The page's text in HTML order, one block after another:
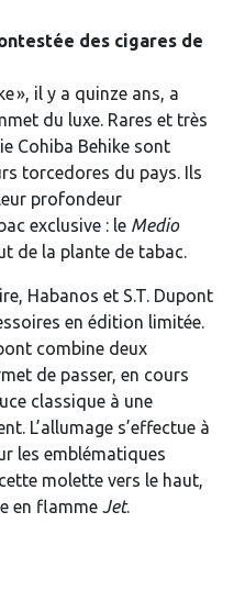
des cigares de
», il y a quinze ans, a
du luxe. Rares et très
Cohiba Behike sont
torcedores du pays. Ils
profondeur
exclusive : le Medio
de la plante de tabac.
Habanos et S.T. Dupont
en édition limitée.
combine deux
de passer, en cours
classique à une
L’allumage s’effectue à
les emblématiques
molette vers le haut,
en flamme Jet.